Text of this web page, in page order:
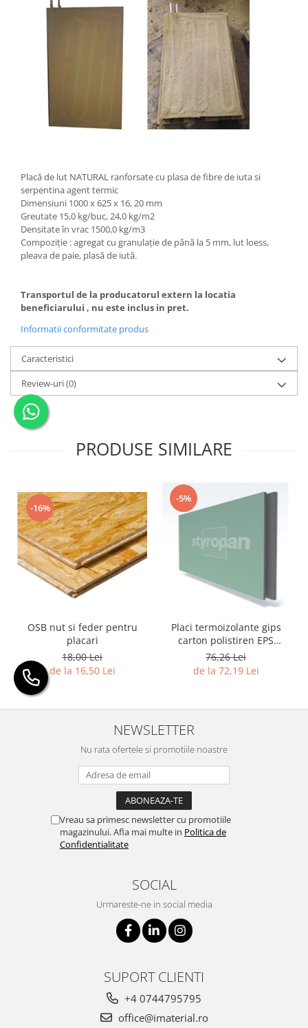
Placă de lut NATURAL ranforsate cu plasa de fibre de iuta si
serpentina agent termic
Dimensiuni 1000 x 625 x 16, 20 mm
Greutate 15,0 kg/buc, 24,0 kg/m2
Densitate în vrac 1500,0 kg/m3
Compoziţie : agregat cu granulație de până la 5 mm, lut loess,
pleava de paie, plasă de iută.
Transportul de la producatorul extern la locatia
beneficiarului , nu este inclus in pret.
Informatii conformitate produs
Caracteristici
Review-uri(0)
PRODUSE SIMILARE
-16%
OSB nut si feder pentru
placari
18,00 Lei
de la 16,50 Lei
-5%
Placi termoizolante gips
carton polistiren EPS
grafitat NEOPOR
76,26 Lei
de la 72,19 Lei
NEWSLETTER
Nu rata ofertele si promotiile noastre
Vreau sa primesc newsletter cu promotiile
magazinului. Afla mai multe in Politica de
Confidentialitate
SOCIAL
Urmareste-ne in social media
SUPORT CLIENTI
+4 0744795795
office@imaterial.ro